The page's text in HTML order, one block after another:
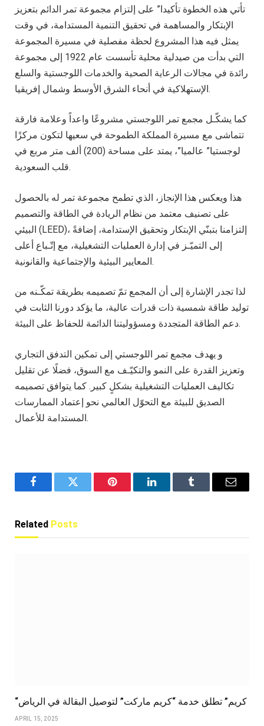
تأتي هذه الخطوة تأكيدا” على إلتزام مجموعة تمر الدائم بتعزيز
الإبتكار والمساهمة في تحقيق التنمية المستدامة، في وقت
يمثل فيه هذا المشروع لحظة مفصلية في مسيرة المجموعة
التي بدأت من صيدلية محلية تأسست عام 1922 إلى مجموعة
رائدة في مجالات الرعاية الصحية والخدمات اللوجستية والسلع
الإستهلاكية في أنحاء الشرق الأوسط وشمال إفريقيا.
كما يشكّـل مجمع تمر اللوجستي مشروعًا واعداً وعلامة فارقة
تتماشى مع مسيرة المملكة الطموحة في سعيها لتكون مركزًا
لوجستيا” عالميا”، يمتد على مساحة (200) ألف متر مربع في
قلب السعودية.
هذا ويعكس هذا الإنجاز، الذي تطمح مجموعة تمر له بالحصول
على تصنيف معتمد من نظام الريادة في الطاقة والتصميم
البيئي (LEED)، إلتزامنا بتبنّي الإبتكار وتحقيق الإستدامة، إضافةً
إلى التميّـز في إدارة العمليات التشغيلية، مع إتّـباع أعلى
المعايير البيئية والإجتماعية والقانونية.
لذا تجدر الإشارة إلى أن المجمع تمّ تصميمه بطريقة تمكّـنه من
توليد طاقة شمسية ذات قدرات عالية، ما يؤكد دورنا الثابت في
دعم الطاقة المتجددة ومسؤوليتنا الدائمة للحفاظ على البيئة.
و يهدف مجمع تمر اللوجستي إلى تمكين التدفق التجاري
وتعزيز القدرة على النمو والتكيّـف مع السوق، فضلًا عن تقليل
تكاليف العمليات التشغيلية بشكلٍ كبير. كما يتوافق تصميمه
الصديق للبيئة مع التحوّل العالمي نحو إعتماد الممارسات
المستدامة للأعمال.
FacebookTwitter Pinterest LinkedInTumblr Email
Related Posts
“كريم” تطلق خدمة “كريم ماركت” لتوصيل البقالة في الرياض
APRIL 15, 2025